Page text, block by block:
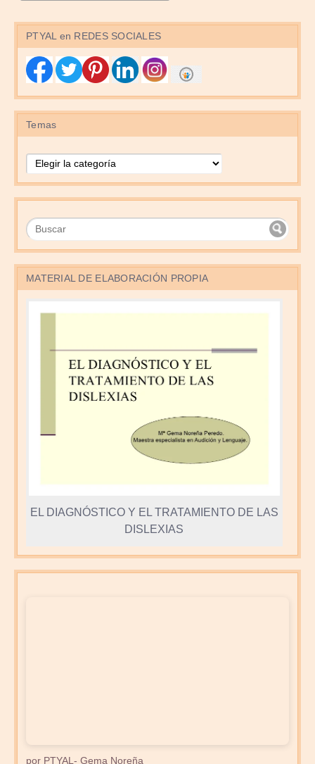
PTYAL en REDES SOCIALES
Temas
MATERIAL DE ELABORACIÓN PROPIA
EL DIAGNÓSTICO Y EL TRATAMIENTO DE LAS
DISLEXIAS
por PTYAL- Gema Noreña